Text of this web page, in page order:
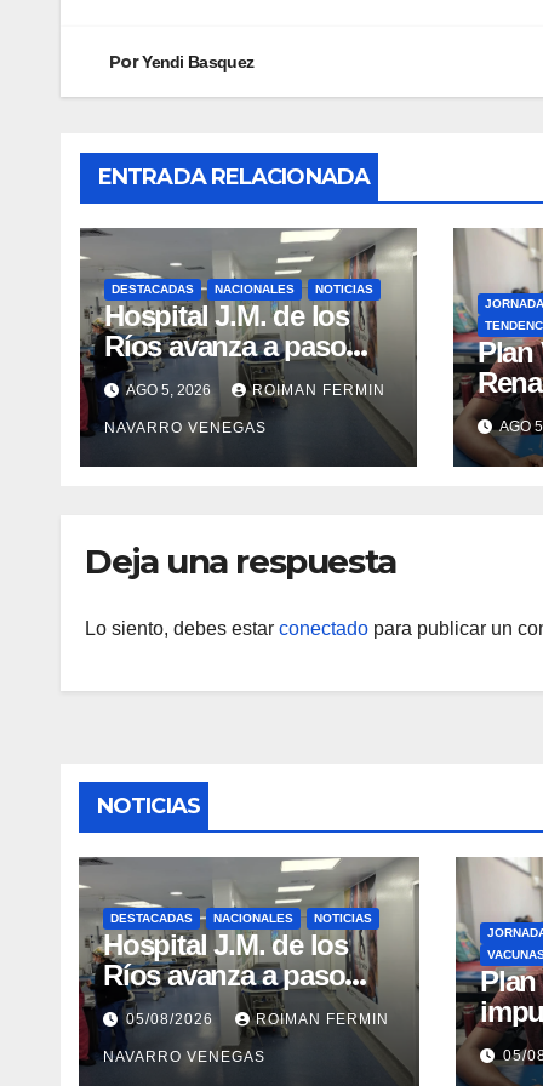
PorYendi Basquez
ENTRADA RELACIONADA
DESTACADAS NACIONALES NOTICIAS
Hospital J.M. de los
Ríos avanza a paso
firme en su
recuperación tras los
recientes eventos
sísmicos
AGO 5, 2026 ROIMAN FERMIN
NAVARRO VENEGAS
​Plan
AGO
Deja una respuesta
Lo siento, debes estar conectado para publicar un
NOTICIAS
DESTACADAS NACIONALES NOTICIAS
Hospital J.M. de los
Ríos avanza a paso
firme en su
recuperación tras los
recientes eventos
05/08/2026 ROIMAN FERMIN
NAVARRO VENEGAS
​Plan
05/